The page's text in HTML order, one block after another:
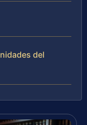
del